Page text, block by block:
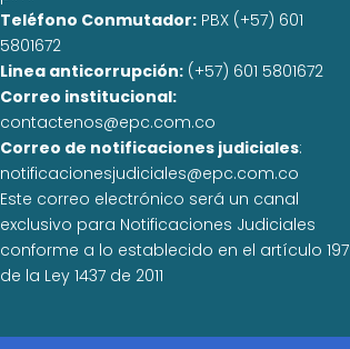
Teléfono Conmutador: PBX (+57) 601
5801672
Linea anticorrupción: (+57) 601 5801672
Correo institucional:
contactenos@epc.com.co
Correo de notificaciones judiciales:
notificacionesjudiciales@epc.com.co
Este correo electrónico será un canal
exclusivo para Notificaciones Judiciales
conforme a lo establecido en el artículo 197
de la Ley 1437 de 2011